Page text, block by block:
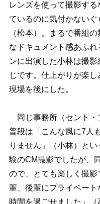
レンズを使って撮影す
ているのに気付かないぐ
（松本）。まるで番組
なドキュメント感あふ
ンに出演した小林は撮
じです。仕上がりが楽
現場を後にした。
同じ事務所（セント・
普段は「こんな風に7人
りません」（小林）と
験のCM撮影でしたが、
ので、とても楽しく撮
輩、後輩にプライベー
時間を過ごせました」